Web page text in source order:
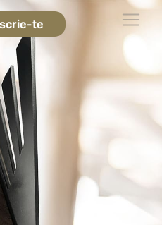
te